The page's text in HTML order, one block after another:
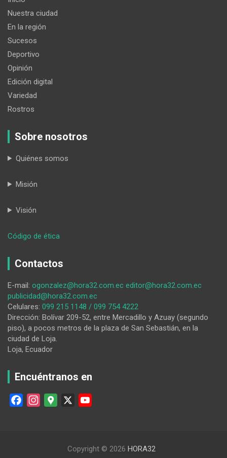
Nuestra ciudad
En la región
Sucesos
Deportivo
Opinión
Edición digital
Variedad
Rostros
Sobre nosotros
Quiénes somos
Misión
Visión
Código de ética
Jorge
busca
sellar
su
clasificación
a
Contactos
E-mail: ogonzalez@hora32.com.ec editor@hora32.com.ec
publicidad@hora32.com.ec
Celulares: 099 215 1148 / 099 754 4222
Dirección: Bolívar 209-52, entre Mercadillo y Azuay (segundo
piso), a pocos metros de la plaza de San Sebastián, en la
ciudad de Loja.
Loja, Ecuador
Encuéntranos en
u
Copyright © 2026 HORA32